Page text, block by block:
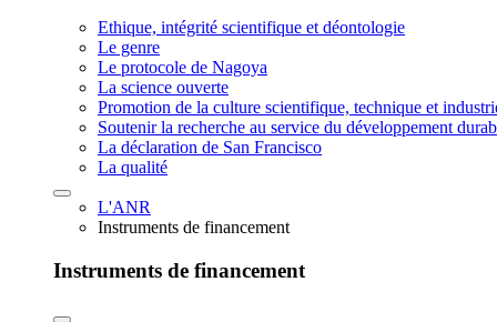
Ethique, intégrité scientifique et déontologie
Le genre
Le protocole de Nagoya
La science ouverte
Promotion de la culture scientifique, technique et
Soutenir la recherche au service du développement
La déclaration de San Francisco
La qualité
L'ANR
Instruments de financement
Instruments de financement